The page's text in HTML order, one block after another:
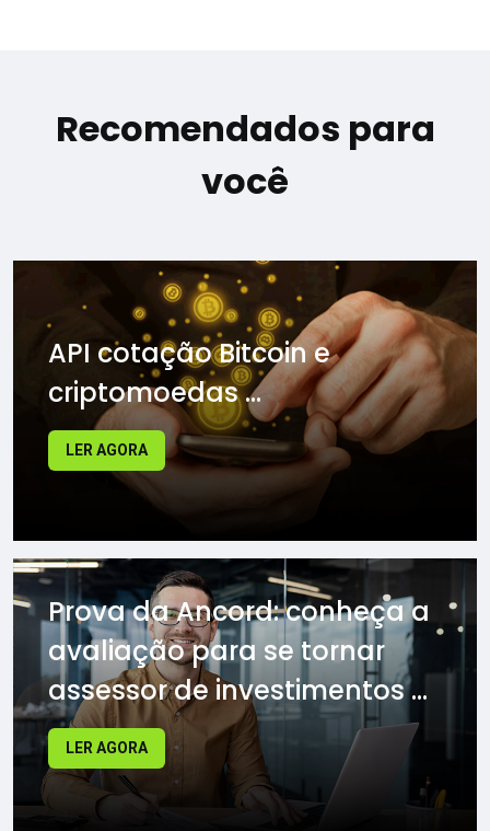
Recomendados para
você
API cotação Bitcoin e
criptomoedas ...
LER AGORA
Prova da Ancord: conheça a
avaliação para se tornar
assessor de investimentos ...
LER AGORA